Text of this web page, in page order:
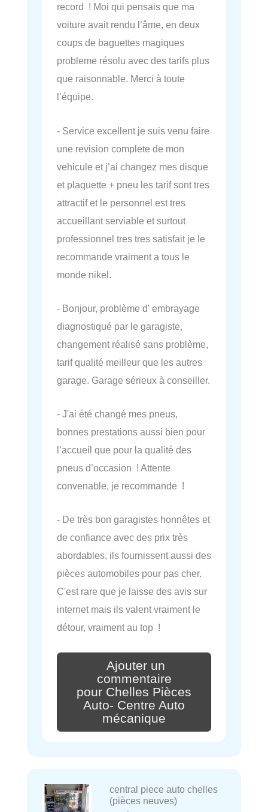
record ! Moi qui pensais que ma
voiture avait rendu l’âme, en deux
coups de baguettes magiques
probleme résolu avec des tarifs plus
que raisonnable. Merci à toute
l’équipe.
- Service excellent je suis venu faire
une revision complete de mon
vehicule et j’ai changez mes disque
et plaquette + pneu les tarif sont tres
attractif et le personnel est tres
accueillant serviable et surtout
professionnel tres tres satisfait je le
recommande vraiment a tous le
monde nikel.
- Bonjour, problème d' embrayage
diagnostiqué par le garagiste,
changement réalisé sans problème,
tarif qualité meilleur que les autres
garage. Garage sérieux à conseiller.
- J'ai été changé mes pneus,
bonnes prestations aussi bien pour
l’accueil que pour la qualité des
pneus d’occasion ! Attente
convenable, je recommande !
- De très bon garagistes honnêtes et
de confiance avec des prix très
abordables, ils fournissent aussi des
pièces automobiles pour pas cher.
C'est rare que je laisse des avis sur
internet mais ils valent vraiment le
détour, vraiment au top !
Ajouter un
commentaire
pour Chelles Pièces
Auto- Centre Auto
mécanique
central piece auto chelles
(pièces neuves)